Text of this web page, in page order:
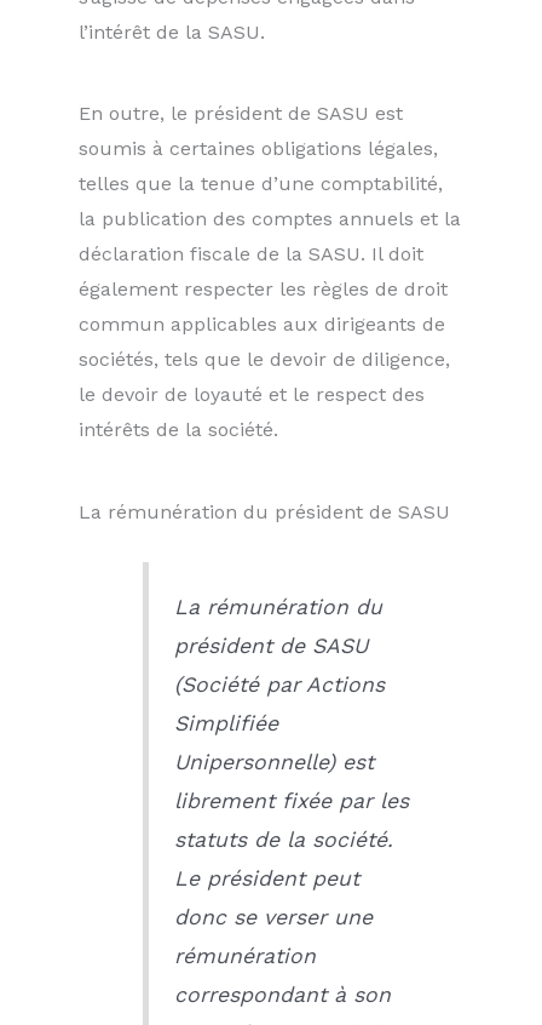
l’intérêt de la SASU.
En outre, le président de SASU est
soumis à certaines obligations légales,
telles que la tenue d’une comptabilité,
la publication des comptes annuels et la
déclaration fiscale de la SASU. Il doit
également respecter les règles de droit
commun applicables aux dirigeants de
sociétés, tels que le devoir de diligence,
le devoir de loyauté et le respect des
intérêts de la société.
La rémunération du président de SASU
La rémunération du
président de SASU
(Société par Actions
Simplifiée
Unipersonnelle) est
librement fixée par les
statuts de la société.
Le président peut
donc se verser une
rémunération
correspondant à son